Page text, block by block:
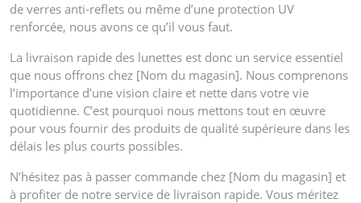
de verres anti-reflets ou même d’une protection UV
renforcée, nous avons ce qu’il vous faut.
La livraison rapide des lunettes est donc un service essentiel
que nous offrons chez [Nom du magasin]. Nous comprenons
l’importance d’une vision claire et nette dans votre vie
quotidienne. C’est pourquoi nous mettons tout en œuvre
pour vous fournir des produits de qualité supérieure dans les
délais les plus courts possibles.
N’hésitez pas à passer commande chez [Nom du magasin] et
à profiter de notre service de livraison rapide. Vous méritez